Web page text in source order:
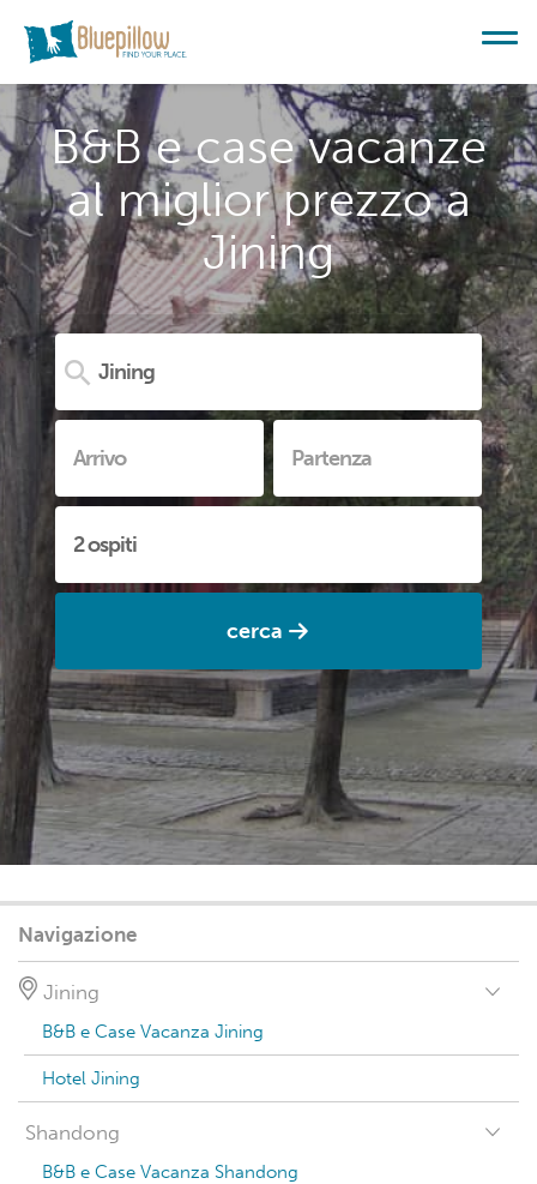
B&B e case vacanze
al miglior prezzo a
Jining
cerca
Navigazione
Jining
B&B e Case Vacanza Jining
Hotel Jining
Shandong
B&B e Case Vacanza Shandong